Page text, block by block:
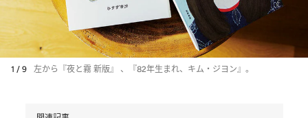
1 / 9 左から『夜と霧 新版』 、『82年生まれ、キム・ジヨン』。